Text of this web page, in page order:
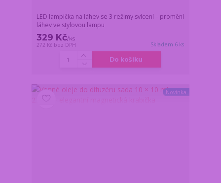
LED lampička na láhev se 3 režimy svícení – promění
láhev ve stylovou lampu
329 Kč/ks
272 Kč bez DPH Skladem 6 ks
Do košíku
Novinka